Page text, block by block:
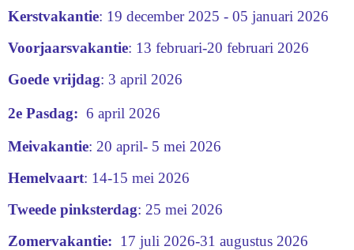
Kerstvakantie: 19 december 2025 - 05 januari 2026
Voorjaarsvakantie: 13 februari-20 februari 2026
Goede vrijdag: 3 april 2026
2e Pasdag: 6 april 2026
Meivakantie: 20 april- 5 mei 2026
Hemelvaart: 14-15 mei 2026
Tweede pinksterdag: 25 mei 2026
Zomervakantie: 17 juli 2026-31 augustus 2026